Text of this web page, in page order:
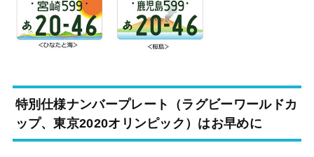
特別仕様ナンバープレート（ラグビーワールドカ
ップ、東京2020オリンピック）はお早めに